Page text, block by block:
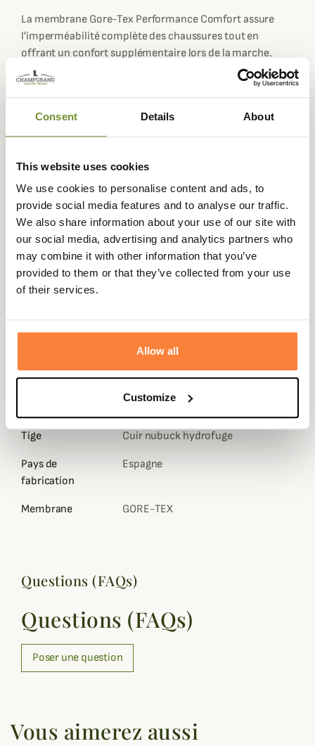
Consent Details About
This website uses cookies
We use cookies to personalise content and ads, to
provide social media features and to analyse our traffic.
We also share information about your use of our site with
our social media, advertising and analytics partners who
may combine it with other information that you’ve
provided to them or that they’ve collected from your use
of their services.
Allow all
Customize
La membrane Gore-Tex Performance Comfort assure
l'imperméabilité complète des chaussures tout en
offrant un confort supplémentaire lors de la marche.
L'amorti est garantie par une semelle en polyuréthane Bi-
densité Xtra développées par Chiruca. La marque
espagnole confère aux semelles des Torcaz Bandeleta des
elle assure un excellent maintien de la cheville pour plus
Relativement légères et respirantes, ces chaussures
Chiruca pourront vous accompagner du début de la
saison jusqu'au début de l'hiver.
Nous vous conseillons ces chaussures de chasse
polyvalentes et imperméables pour toute vos chasses en
battue ou devant soi que ce soit en forêt ou en plaine
Fiche technique
1320
15
Tige Cuir nubuck hydrofuge
Pays de
fabrication
Espagne
Membrane GORE-TEX
Questions (FAQs)
Questions (FAQs)
Poser une question
Vous aimerez aussi